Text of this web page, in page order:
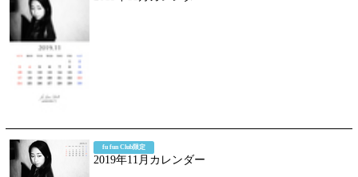
fu fun Club限定
2019年11月カレンダー